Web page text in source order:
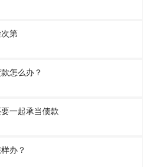
第
怎么办？
一起承当债款
办？